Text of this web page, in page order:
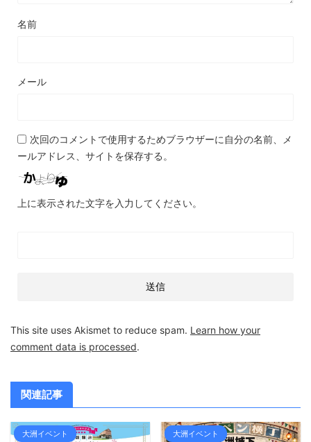
名前
メール
次回のコメントで使用するためブラウザーに自分の名前、メ
ールアドレス、サイトを保存する。
上に表示された文字を入力してください。
This site uses Akismet to reduce spam. Learn how your
comment data is processed.
関連記事
大洲イベント 大洲イベント